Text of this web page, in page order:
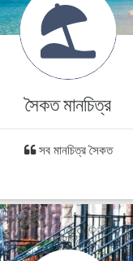
সৈকত মানচিত্র
সব মানচিত্র সৈকত